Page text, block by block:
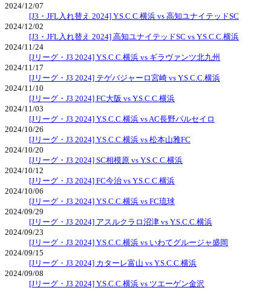
2024/12/07
[J3・JFL入れ替え 2024] Y.S.C.C.横浜 vs 高知ユナイテッドSC
2024/12/02
[J3・JFL入れ替え 2024] 高知ユナイテッドSC vs Y.S.C.C.横浜
2024/11/24
[Jリーグ・J3 2024] Y.S.C.C.横浜 vs ギラヴァンツ北九州
2024/11/17
[Jリーグ・J3 2024] テゲバジャーロ宮崎 vs Y.S.C.C.横浜
2024/11/10
[Jリーグ・J3 2024] FC大阪 vs Y.S.C.C.横浜
2024/11/03
[Jリーグ・J3 2024] Y.S.C.C.横浜 vs AC長野パルセイロ
2024/10/26
[Jリーグ・J3 2024] Y.S.C.C.横浜 vs 松本山雅FC
2024/10/20
[Jリーグ・J3 2024] SC相模原 vs Y.S.C.C.横浜
2024/10/12
[Jリーグ・J3 2024] FC今治 vs Y.S.C.C.横浜
2024/10/06
[Jリーグ・J3 2024] Y.S.C.C.横浜 vs FC琉球
2024/09/29
[Jリーグ・J3 2024] アスルクラロ沼津 vs Y.S.C.C.横浜
2024/09/23
[Jリーグ・J3 2024] Y.S.C.C.横浜 vs いわてグルージャ盛岡
2024/09/15
[Jリーグ・J3 2024] カターレ富山 vs Y.S.C.C.横浜
2024/09/08
[Jリーグ・J3 2024] Y.S.C.C.横浜 vs ツエーゲン金沢